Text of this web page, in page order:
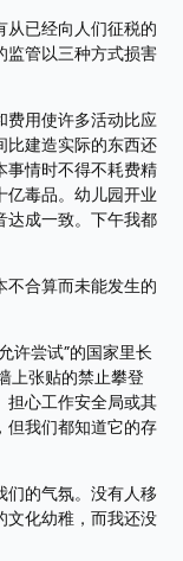
从已经向人们征税的
监管以三种方式损害
费用使许多活动比应
比建造实际的东西还
事情时不得不耗费精
亿毒品。幼儿园开业
达成一致。下午我都
不合算而未能发生的
许尝试”的国家里长
上张贴的禁止攀登
担心工作安全局或其
但我们都知道它的存
们的气氛。没有人移
文化幼稚，而我还没